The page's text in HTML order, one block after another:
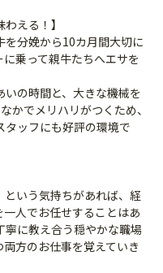
える！】
を分娩から10カ月間大切に
乗って親牛たちへエサを
の時間と、大きな機械を
かでメリハリがつくため、
タッフにも好評の環境で
という気持ちがあれば、経
人でお任せすることはあ
寧に教え合う穏やかな職場
方のお仕事を覚えていき